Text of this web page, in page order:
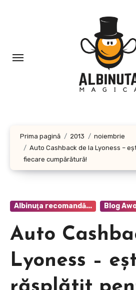
Prima pagină 2013
noiembrie
Auto Cashback de la Lyoness –
fiecare cumpărătură!
Albinuţa recomandă... Blog
Auto
Lyoness –